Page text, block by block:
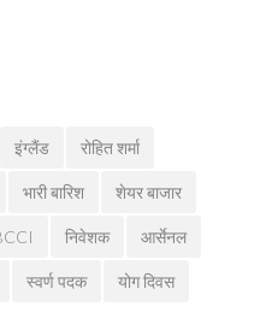
इंग्लैंड रोहित शर्मा
भारी बारिश शेयर बाजार
निवेशक आर्सेनल
स्वर्ण पदक योग दिवस